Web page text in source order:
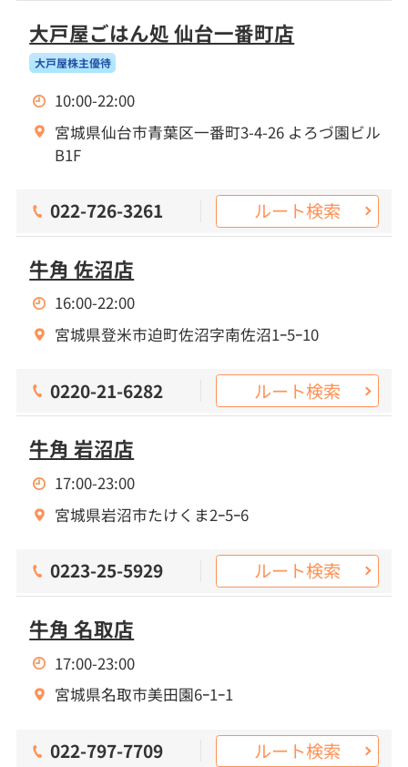
大戸屋ごはん処 仙台一番町店
大戸屋株主優待
10:00-22:00
宮城県仙台市青葉区一番町3-4-26 よろづ園ビル
B1F
022-726-3261 ルート検索
牛角 佐沼店
16:00-22:00
宮城県登米市迫町佐沼字南佐沼1ｰ5ｰ10
0220-21-6282 ルート検索
牛角 岩沼店
17:00-23:00
宮城県岩沼市たけくま2ｰ5ｰ6
0223-25-5929 ルート検索
牛角 名取店
17:00-23:00
宮城県名取市美田園6ｰ1ｰ1
022-797-7709 ルート検索